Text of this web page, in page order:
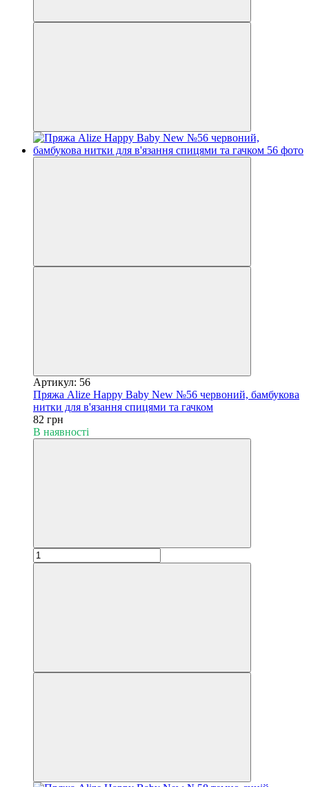
Артикул: 56
Пряжа Alize Happy Baby New №56 червоний, бамбукова
нитки для в'язання спицями та гачком
82 грн
В наявності